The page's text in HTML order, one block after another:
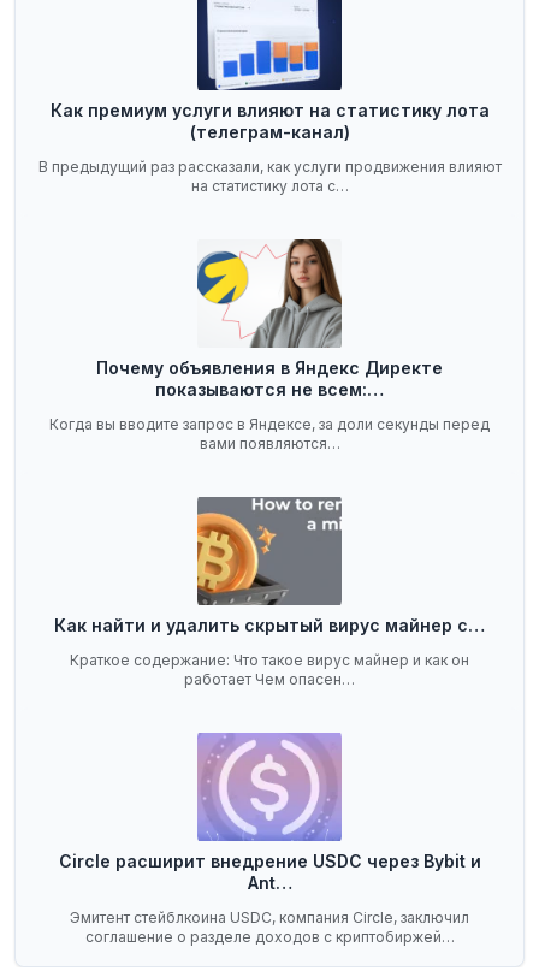
Как премиум услуги влияют на статистику лота
(телеграм-канал)
В предыдущий раз рассказали, как услуги продвижения влияют
на статистику лота с…
Почему объявления в Яндекс Директе
показываются не всем:…
Когда вы вводите запрос в Яндексе, за доли секунды перед
вами появляются…
Как найти и удалить скрытый вирус майнер с…
Краткое содержание: Что такое вирус майнер и как он
работает Чем опасен…
Circle расширит внедрение USDC через Bybit и
Ant…
Эмитент стейблкоина USDC, компания Circle, заключил
соглашение о разделе доходов с криптобиржей…